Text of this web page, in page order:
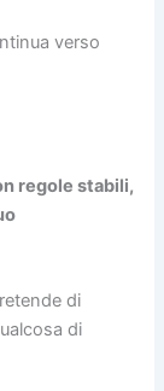
verso
regole stabili,
di
di